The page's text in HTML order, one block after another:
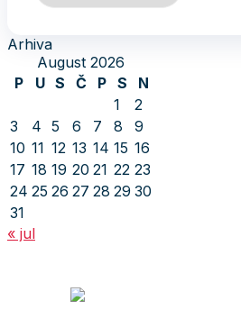
Arhiva
August 2026
P
U S Č P S
N
1
2
3
4 5 6 7 8
9
10 11 12 13 14 15 16
17 18 19 20 21 22 23
24 25 26 27 28 29 30
31
« jul